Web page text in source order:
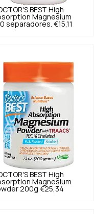
BEST High
Magnesium
separadores. €15,11
BEST High
Magnesium
200g €25,34